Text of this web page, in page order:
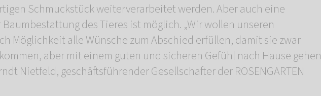
Schmuckstück weiterverarbeitet werden. Aber auch eine
des Tieres ist möglich. „Wir wollen unseren
Möglichkeit alle Wünsche zum Abschied erfüllen, damit sie zwar
aber mit einem guten und sicheren Gefühl nach Hause gehen
Nietfeld, geschäftsführender Gesellschafter der ROSENGARTEN